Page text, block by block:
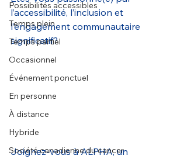
Possibilités accessibles
Temps plein
Temps partiel
Occasionnel
Événement ponctuel
En personne
À distance
Hybride
Société canadienne du cancer
l’accessibilité, l’inclusion et
l’engagement communautaire
significatif?
Joignez-vous à ALPHA, un